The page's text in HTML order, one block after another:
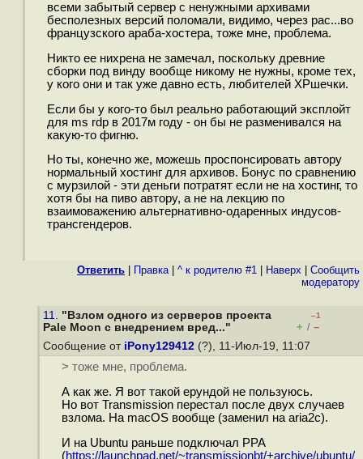
всеми забытый сервер с ненужными архивами
бесполезных версий поломали, видимо, через рас...во
французского араба-хостера, тоже мне, проблема.
Никто ее нихрена не замечал, поскольку древние
сборки под винду вообще никому не нужны, кроме тех,
у кого они и так уже давно есть, любителей XPшечки.
Если бы у кого-то был реально работающий эксплойт
для ms rdp в 2017м году - он бы не разменивался на
какую-то фигню.
Но ты, конечно же, можешь проспонсировать автору
нормальный хостинг для архивов. Бонус по сравнению
с мурзилой - эти деньги потратят если не на хостинг, то
хотя бы на пиво автору, а не на лекцию по
взаимоважению альтернативно-одаренных индусов-
трансгендеров.
Ответить Правка| ^ к родителю #1 Наверх
Cообщить
модератору
11. "Взлом одного из серверов проекта
Pale Moon с внедрением вред..."
–1
+ / –
Сообщение от iPony129412 (?), 11-Июл-19, 11:07
> тоже мне, проблема.
А как же. Я вот такой ерундой не пользуюсь.
Но вот Transmission перестал после двух случаев
взлома. На macOS вообще (заменил на aria2c).
И на Ubuntu раньше подключал PPA
(https://launchpad.net/~transmissionbt/+archive/ubuntu/